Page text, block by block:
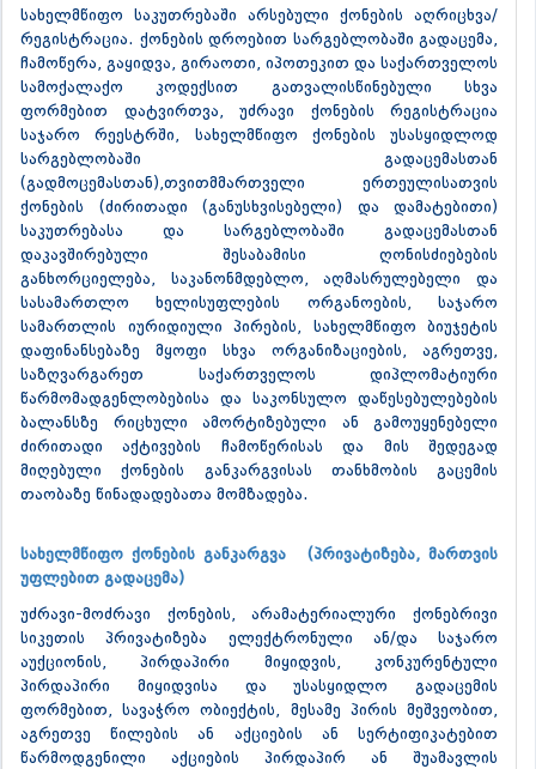
სახელმწიფო საკუთრებაში არსებული ქონების აღრიცხვა/
რეგისტრაცია. ქონების დროებით სარგებლობაში გადაცემა,
ჩამოწერა, გაყიდვა, გირაოთი, იპოთეკით და საქართველოს
სამოქალაქო კოდექსით გათვალისწინებული სხვა
ფორმებით დატვირთვა, უძრავი ქონების რეგისტრაცია
საჯარო რეესტრში, სახელმწიფო ქონების უსასყიდლოდ
სარგებლობაში გადაცემასთან
(გადმოცემასთან),თვითმმართველი ერთეულისათვის
ქონების (ძირითადი (განუსხვისებელი) და დამატებითი)
საკუთრებასა და სარგებლობაში გადაცემასთან
დაკავშირებული შესაბამისი ღონისძიებების
განხორციელება, საკანონმდებლო, აღმასრულებელი და
სასამართლო ხელისუფლების ორგანოების, საჯარო
სამართლის იურიდიული პირების, სახელმწიფო ბიუჯეტის
დაფინანსებაზე მყოფი სხვა ორგანიზაციების, აგრეთვე,
საზღვარგარეთ საქართველოს დიპლომატიური
წარმომადგენლობებისა და საკონსულო დაწესებულებების
ბალანსზე რიცხული ამორტიზებული ან გამოუყენებელი
ძირითადი აქტივების ჩამოწერისას და მის შედეგად
მიღებული ქონების განკარგვისას თანხმობის გაცემის
თაობაზე წინადადებათა მომზადება.
სახელმწიფო ქონების განკარგვა (პრივატიზება, მართვის
უფლებით გადაცემა)
უძრავი-მოძრავი ქონების, არამატერიალური ქონებრივი
სიკეთის პრივატიზება ელექტრონული ან/და საჯარო
აუქციონის, პირდაპირი მიყიდვის, კონკურენტული
პირდაპირი მიყიდვისა და უსასყიდლო გადაცემის
ფორმებით, სავაჭრო ობიექტის, მესამე პირის მეშვეობით,
აგრეთვე წილების ან აქციების ან სერტიფიკატებით
წარმოდგენილი აქციების პირდაპირ ან შუამავლის